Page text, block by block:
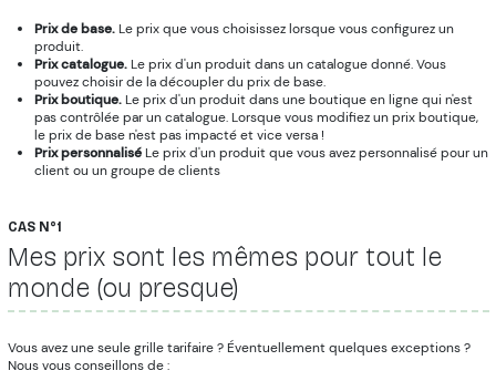
Prix de base.Le prix que vous choisissez lorsque vous configurez un
produit.
Prix catalogue.Le prix d'un produit dans un catalogue donné. Vous
pouvez choisir de la découpler du prix de base.
Prix boutique.Le prix d'un produit dans une boutique en ligne qui n'est
pas contrôlée par un catalogue. Lorsque vous modifiez un prix boutique,
le prix de base n'est pas impacté et vice versa !
Prix personnaliséLe prix d'un produit que vous avez personnalisé pour un
client ou un groupe de clients
CAS N°1
Mes prix sont les mêmes pour tout le
monde (ou presque)
Vous avez une seule grille tarifaire ? Éventuellement quelques exceptions ?
Nous vous conseillons de :